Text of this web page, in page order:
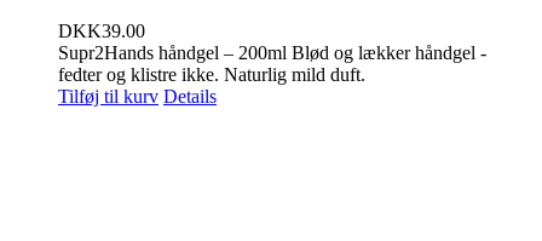
DKK39.00
Supr2Hands håndgel – 200ml Blød og lækker håndgel -
fedter og klistre ikke. Naturlig mild duft.
Tilføj til kurv Details